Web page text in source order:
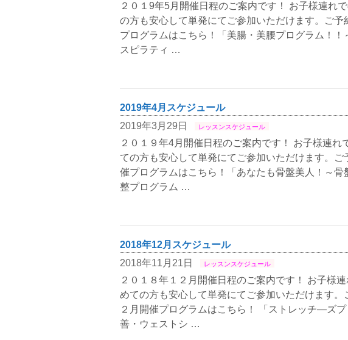
２０１9年5月開催日程のご案内です！ お子様連れ
の方も安心して単発にてご参加いただけます。ご予
プログラムはこちら！「美腸・美腰プログラム！！
スピラティ …
2019年4月スケジュール
2019年3月29日
レッスンスケジュール
２０１９年4月開催日程のご案内です！ お子様連れ
ての方も安心して単発にてご参加いただけます。ご
催プログラムはこちら！「あなたも骨盤美人！～骨
整プログラム …
2018年12月スケジュール
2018年11月21日
レッスンスケジュール
２０１８年１２月開催日程のご案内です！ お子様
めての方も安心して単発にてご参加いただけます。
２月開催プログラムはこちら！ 「ストレッチ―ズ
善・ウェストシ …